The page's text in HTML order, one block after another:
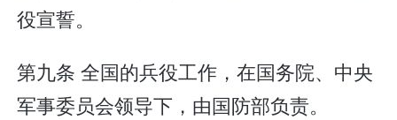
役宣誓。
第九条 全国的兵役工作，在国务院、中央
军事委员会领导下，由国防部负责。